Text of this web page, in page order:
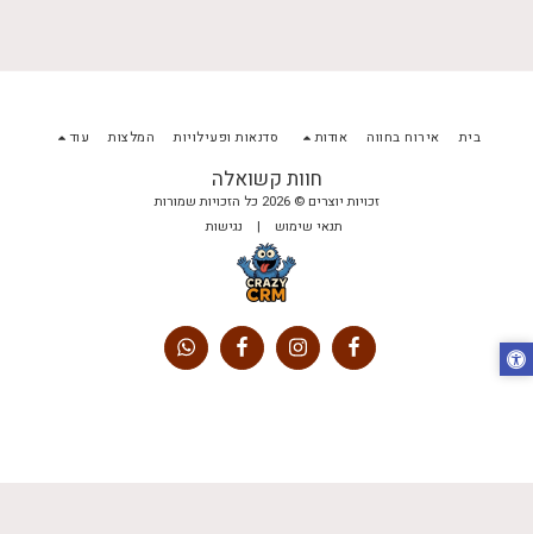
חוות קשואלה
זכויות יוצרים © 2026 כל הזכויות שמורות
תנאי שימוש | נגישות
בית אירוח בחווה אודות סדנאות ופעילויות המלצות עוד